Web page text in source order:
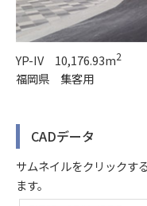
YP-IV 10,176.93m2
福岡県 集客用
CADデータ
サムネイルをクリックす
ます。